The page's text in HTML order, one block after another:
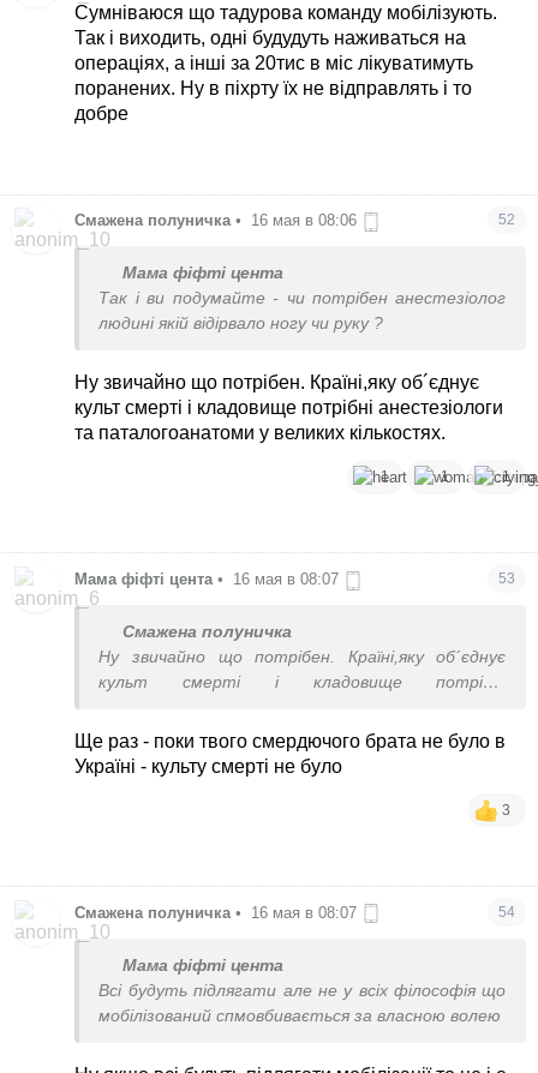
Сумніваюся що тадурова команду мобілізують.
Так і виходить, одні будудуть наживаться на
операціях, а інші за 20тис в міс лікуватимуть
поранених. Ну в піхрту їх не відправлять і то
добре
Смажена полуничка • 16 мая в 08:06 52
Мама фіфті цента
Так і ви подумайте - чи потрібен анестезіолог
людині якій відірвало ногу чи руку ?
Ну звичайно що потрібен. Країні,яку об´єднує
культ смерті і кладовище потрібні анестезіологи
та паталогоанатоми у великих кількостях.
1 1 1
Мама фіфті цента • 16 мая в 08:07 53
Смажена полуничка
Ну звичайно що потрібен. Країні,яку об´єднує
культ смерті і кладовище потрібні
кількостях.
Ще раз - поки твого смердючого брата не було в
Україні - культу смерті не було
3
Смажена полуничка • 16 мая в 08:07 54
Мама фіфті цента
Всі будуть підлягати але не у всіх філософія що
мобілізований спмовбивається за власною волею